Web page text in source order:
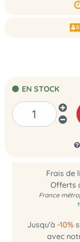
EN STOCK
Frais de
Offerts
France
Jusqu'à -10%
avec